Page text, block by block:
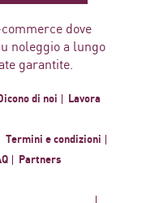
dove
noleggio a lungo
garantite.
Dicono di noi
Lavora
Termini e condizioni
Partners